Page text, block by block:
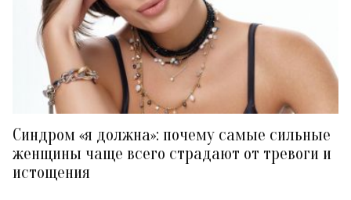
Синдром «я должна»: почему самые сильные
женщины чаще всего страдают от тревоги и
истощения